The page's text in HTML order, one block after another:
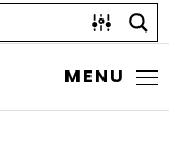
MENU